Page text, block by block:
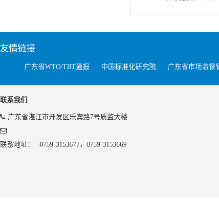
友情链接
广东省WTO/TBT通报 中国标准化研究院 广东省市场监督
联系我们
广东省湛江市开发区乐宾路7号质监大楼
联系地址： 0759-3153677，0759-3153669